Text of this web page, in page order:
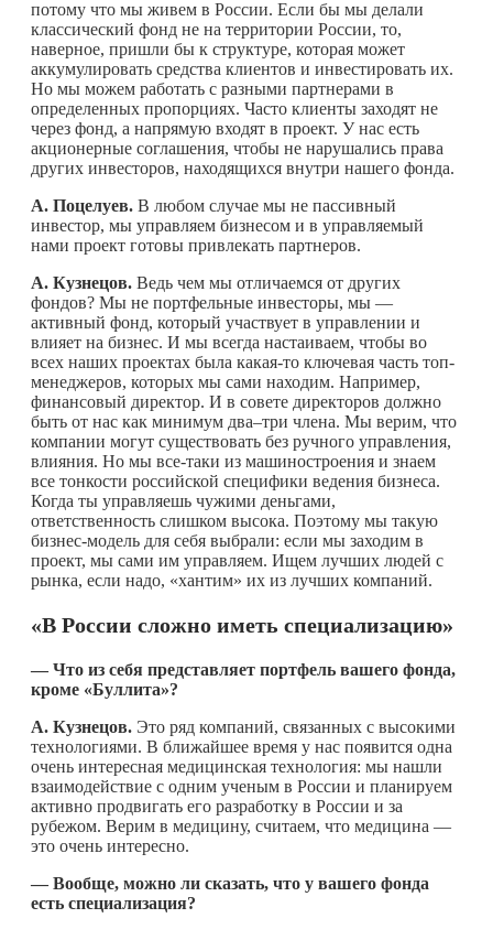
потому что мы живем в России. Если бы мы делали
классический фонд не на территории России, то,
наверное, пришли бы к структуре, которая может
аккумулировать средства клиентов и инвестировать их.
Но мы можем работать с разными партнерами в
определенных пропорциях. Часто клиенты заходят не
через фонд, а напрямую входят в проект. У нас есть
акционерные соглашения, чтобы не нарушались права
других инвесторов, находящихся внутри нашего фонда.
А. Поцелуев. В любом случае мы не пассивный
инвестор, мы управляем бизнесом и в управляемый
нами проект готовы привлекать партнеров.
А. Кузнецов. Ведь чем мы отличаемся от других
фондов? Мы не портфельные инвесторы, мы —
активный фонд, который участвует в управлении и
влияет на бизнес. И мы всегда настаиваем, чтобы во
всех наших проектах была какая-то ключевая часть топ-
менеджеров, которых мы сами находим. Например,
финансовый директор. И в совете директоров должно
быть от нас как минимум два–три члена. Мы верим, что
компании могут существовать без ручного управления,
влияния. Но мы все-таки из машиностроения и знаем
все тонкости российской специфики ведения бизнеса.
Когда ты управляешь чужими деньгами,
ответственность слишком высока. Поэтому мы такую
бизнес-модель для себя выбрали: если мы заходим в
проект, мы сами им управляем. Ищем лучших людей с
рынка, если надо, «хантим» их из лучших компаний.
«В России сложно иметь специализацию»
— Что из себя представляет портфель вашего фонда,
кроме «Буллита»?
А. Кузнецов. Это ряд компаний, связанных с высокими
технологиями. В ближайшее время у нас появится одна
очень интересная медицинская технология: мы нашли
взаимодействие с одним ученым в России и планируем
активно продвигать его разработку в России и за
рубежом. Верим в медицину, считаем, что медицина —
это очень интересно.
— Вообще, можно ли сказать, что у вашего фонда
есть специализация?